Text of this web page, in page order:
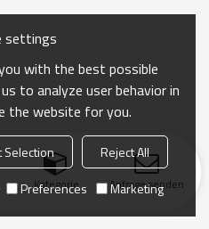
Kategorie Anfrage senden
settings
with the best possible
to analyze user behavior in
the website for you.
Selection
Reject All
Preferences Marketing